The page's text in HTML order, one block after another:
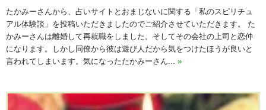
たかみーさんから、占いサイトとおまじないに関する「私のスピリチュ
アル体験談」を投稿いただきましたのでご紹介させていただきます。 た
かみーさんは離婚して再就職をしました。そしてその会社の上司と恋仲
になります。しかし同僚から彼は遊び人だから気をつけたほうが良いと
言われてしまいます。気になったたかみーさん... »